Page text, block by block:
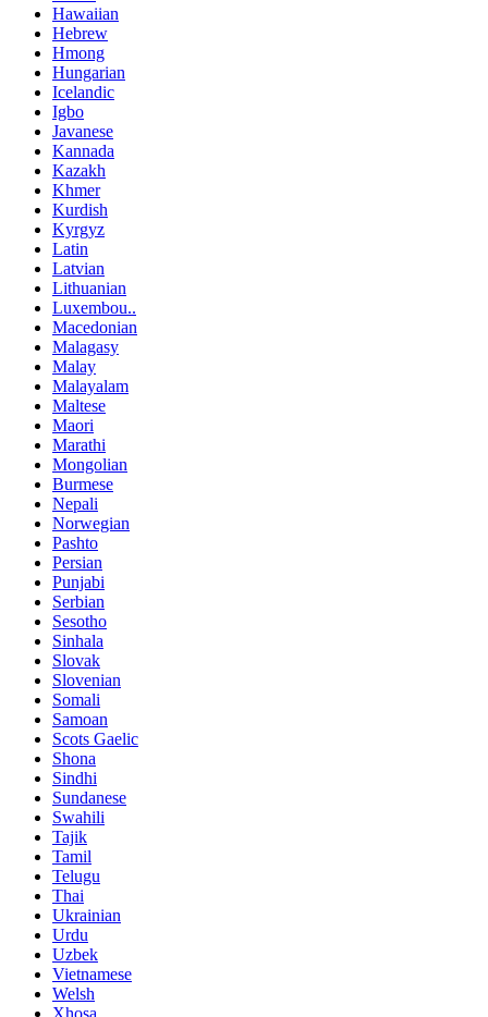
Hawaiian
Hebrew
Hmong
Hungarian
Icelandic
Igbo
Javanese
Kannada
Kazakh
Khmer
Kurdish
Kyrgyz
Latin
Latvian
Lithuanian
Luxembou..
Macedonian
Malagasy
Malay
Malayalam
Maltese
Maori
Marathi
Mongolian
Burmese
Nepali
Norwegian
Pashto
Persian
Punjabi
Serbian
Sesotho
Sinhala
Slovak
Slovenian
Somali
Samoan
Scots Gaelic
Shona
Sindhi
Sundanese
Swahili
Tajik
Tamil
Telugu
Thai
Ukrainian
Urdu
Uzbek
Vietnamese
Welsh
Xhosa